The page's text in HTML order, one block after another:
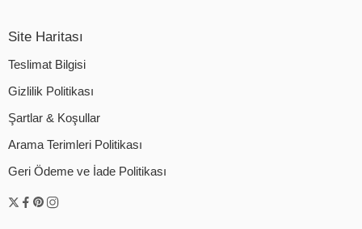
Site Haritası
Teslimat Bilgisi
Gizlilik Politikası
Şartlar & Koşullar
Arama Terimleri Politikası
Geri Ödeme ve İade Politikası